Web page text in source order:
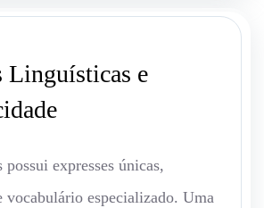
Linguísticas e
possui expresses únicas,
vocabulário especializado. Uma